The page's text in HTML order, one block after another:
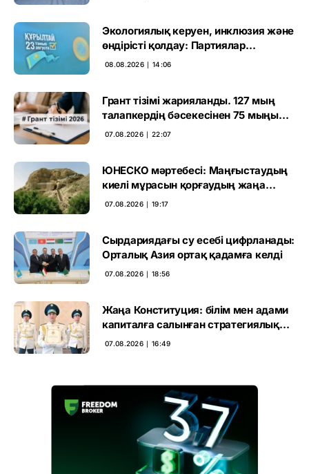
Экологиялық керуен, инклюзия және
өндірісті қолдау: Партиялар
өңірлерде қандай мәселе көтерді
08.08.2026 ∣ 14:06
Грант тізімі жарияланды. 127 мың
талапкердің бәсекесінен 75 мыңы
өтті
07.08.2026 ∣ 22:07
ЮНЕСКО мәртебесі: Маңғыстаудың
киелі мұрасын қорғаудың жаңа
кезеңі басталды
07.08.2026 ∣ 19:17
Сырдариядағы су есебі цифрланады:
Орталық Азия ортақ қадамға келді
07.08.2026 ∣ 18:56
Жаңа Конституция: білім мен адами
капиталға салынған стратегиялық
негіз
07.08.2026 ∣ 16:49